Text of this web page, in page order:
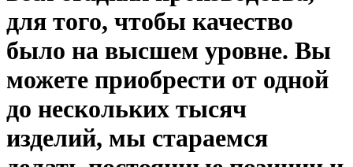
для того, чтобы качество
было на высшем уровне. Вы
можете приобрести от одной
до нескольких тысяч
изделий, мы стараемся